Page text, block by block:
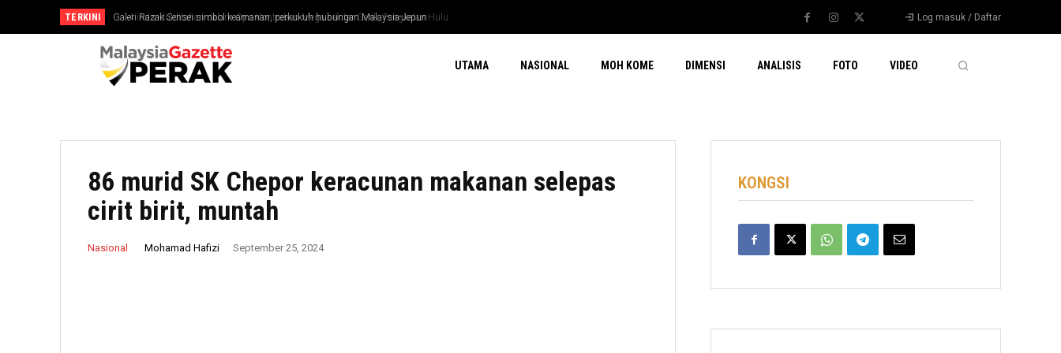
TERKINI 4 individu ditahan dalam Ops Kontraban Mega sekitar Gerik, Pengkalan Hulu Log masuk / Daftar
UTAMA NASIONAL MOH KOME DIMENSI ANALISIS FOTO VIDEO
86 murid SK Chepor keracunan makanan selepas
cirit birit, muntah
Nasional Mohamad Hafizi September 25, 2024
KONGSI